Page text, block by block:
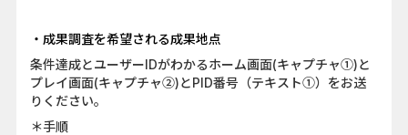
・成果調査を希望される成果地点
条件達成とユーザーIDがわかるホーム画面(キャプチャ①)と
プレイ画面(キャプチャ②)とPID番号（テキスト①）をお送
りください。
＊手順